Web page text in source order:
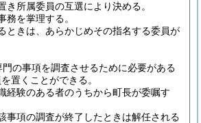
き所属委員の互選により決める。
務を掌理する。
ときは、あらかじめその指名する委員が
の事項を調査させるために必要がある
置くことができる。
経験のある者のうちから町長が委嘱す
事項の調査が終了したときは解任される